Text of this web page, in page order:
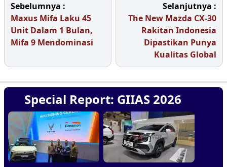
Sebelumnya :
Maxus Mifa Laku 45
Unit Dalam 1 Bulan,
Mifa 9 Mendominasi
Selanjutnya :
The New Mazda CX-30
Rakitan Indonesia
Dipastikan Punya
Kualitas Global
Special Report: GIIAS 2026